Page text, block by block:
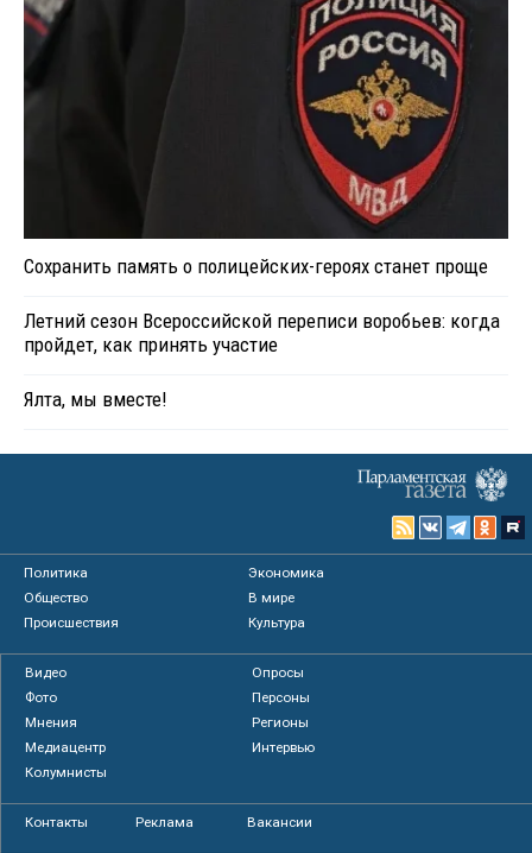
Сохранить память о полицейских-героях станет проще
Летний сезон Всероссийской переписи воробьев: когда
пройдет, как принять участие
Ялта, мы вместе!
Политика
Экономика
Общество
В мире
Происшествия
Культура
Видео
Опросы
Фото
Персоны
Мнения
Регионы
Медиацентр
Интервью
Колумнисты
Контакты Реклама Вакансии